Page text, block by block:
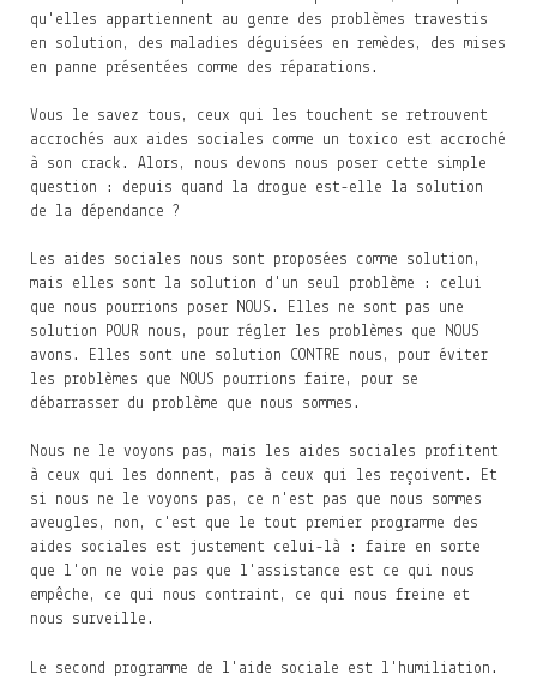
qu'elles appartiennent au genre des problèmes travestis
en solution, des maladies déguisées en remèdes, des mises
en panne présentées comme des réparations.
Vous le savez tous, ceux qui les touchent se retrouvent
accrochés aux aides sociales comme un toxico est accroché
à son crack. Alors, nous devons nous poser cette simple
question : depuis quand la drogue est-elle la solution
de la dépendance ?
Les aides sociales nous sont proposées comme solution,
mais elles sont la solution d'un seul problème : celui
que nous pourrions poser NOUS. Elles ne sont pas une
solution POUR nous, pour régler les problèmes que NOUS
avons. Elles sont une solution CONTRE nous, pour éviter
les problèmes que NOUS pourrions faire, pour se
débarrasser du problème que nous sommes.
Nous ne le voyons pas, mais les aides sociales profitent
à ceux qui les donnent, pas à ceux qui les reçoivent. Et
si nous ne le voyons pas, ce n'est pas que nous sommes
aveugles, non, c'est que le tout premier programme des
aides sociales est justement celui-là : faire en sorte
que l'on ne voie pas que l'assistance est ce qui nous
empêche, ce qui nous contraint, ce qui nous freine et
nous surveille.
Le second programme de l'aide sociale est l'humiliation.